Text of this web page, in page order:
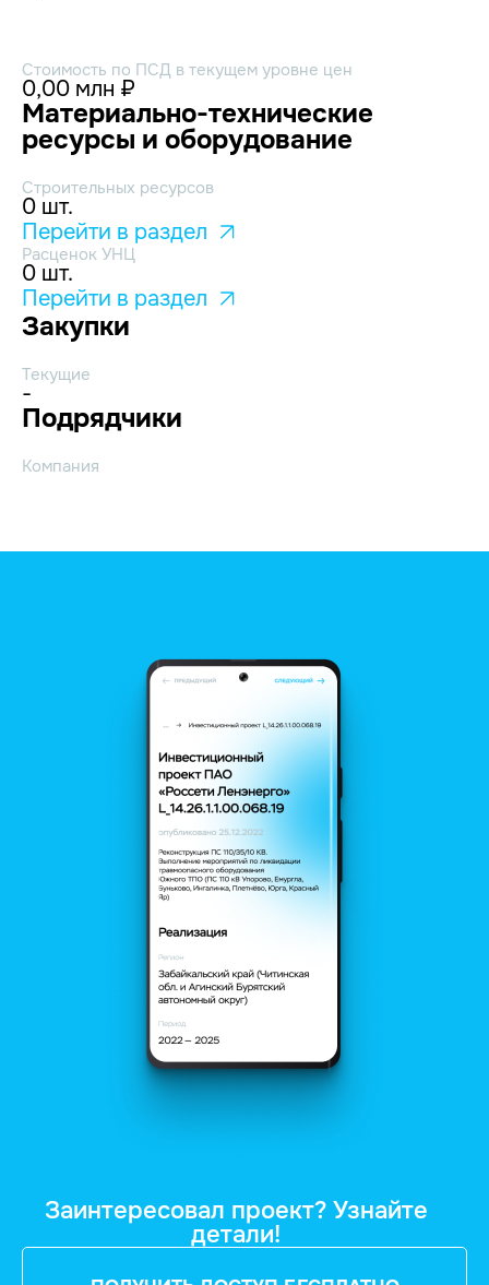
Стоимость по ПСД в текущем уровне цен
0,00 млн ₽
Материально-технические
ресурсы и оборудование
Строительных ресурсов
0 шт.
Перейти в раздел
Расценок УНЦ
0 шт.
Перейти в раздел
Закупки
Текущие
-
Подрядчики
Компания
Заинтересовал проект? Узнайте
детали!